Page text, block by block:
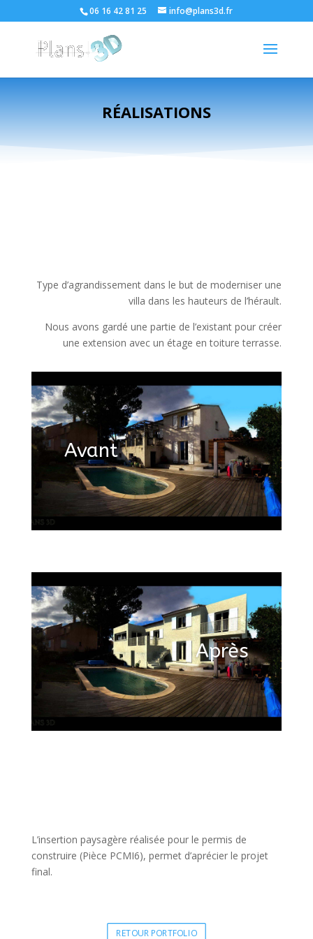
06 16 42 81 25 info@plans3d.fr
RÉALISATIONS
Type d’agrandissement dans le but de moderniser une
villa dans les hauteurs de l’hérault.
Nous avons gardé une partie de l’existant pour créer
une extension avec un étage en toiture terrasse.
Avant
Après
L’insertion paysagère réalisée pour le permis de
construire (Pièce PCMI6), permet d’aprécier le projet
final.
RETOUR PORTFOLIO